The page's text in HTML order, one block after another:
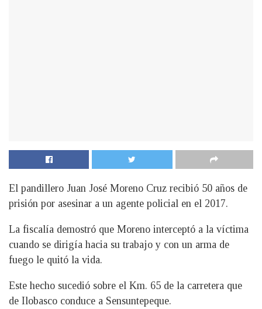
El pandillero Juan José Moreno Cruz recibió 50 años de
prisión por asesinar a un agente policial en el 2017.
La fiscalía demostró que Moreno interceptó a la víctima
cuando se dirigía hacia su trabajo y con un arma de
fuego le quitó la vida.
Este hecho sucedió sobre el Km. 65 de la carretera que
de Ilobasco conduce a Sensuntepeque.